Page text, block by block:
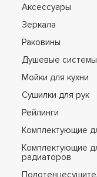
Аксессуары
Зеркала
Раковины
Душевые системы
Мойки для кухни
Сушилки для рук
Рейлинги
Комплектующие
Комплектующие
радиаторов